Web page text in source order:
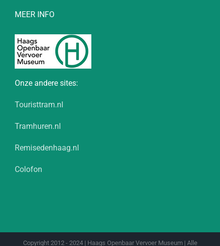
MEER INFO
Onze andere sites:
Touristtram.nl
Tramhuren.nl
Remisedenhaag.nl
Colofon
Copyright 2012 - 2024 | Haags Openbaar Vervoer Museum | Alle